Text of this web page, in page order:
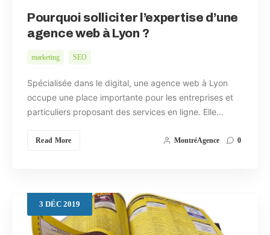
Pourquoi solliciter l’expertise d’une
agence web à Lyon ?
marketing SEO
Spécialisée dans le digital, une agence web à Lyon
occupe une place importante pour les entreprises et
particuliers proposant des services en ligne. Elle…
Read More MontréAgence 0
3 DÉC 2019